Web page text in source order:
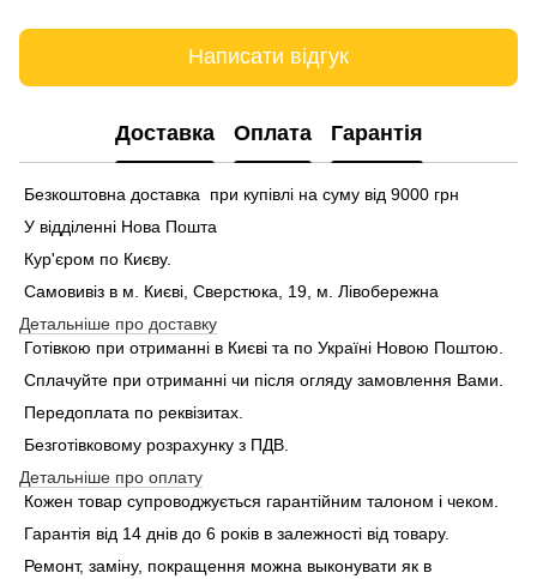
Написати відгук
Доставка Оплата Гарантія
Безкоштовна доставка при купівлі на суму від 9000 грн
У відділенні Нова Пошта
Кур'єром по Києву.
Самовивіз в м. Києві, Сверстюка, 19, м. Лівобережна
Детальніше про доставку
Готівкою при отриманні в Києві та по Україні Новою Поштою.
Сплачуйте при отриманні чи після огляду замовлення Вами.
Передоплата по реквізитах.
Безготівковому розрахунку з ПДВ.
Детальніше про оплату
Кожен товар супроводжується гарантійним талоном і чеком.
Гарантія від 14 днів до 6 років в залежності від товару.
Ремонт, заміну, покращення можна выконувати як в